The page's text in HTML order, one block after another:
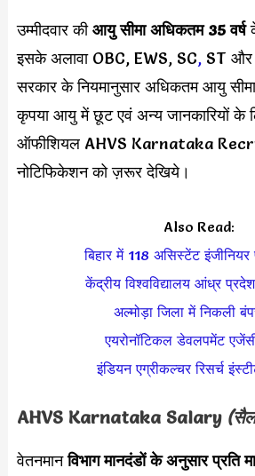
उम्मीदवार कीआयु सीमा अधिकतम 35 वर्ष
इसके अलावा OBC, EWS, SC,ST और
सरकार के नियमानुसार अधिकतम आयु
कृपया आयु में छूट एवं अन्य जानकारियों के
ऑफीशियल AHVS Karnataka
नोटिफिकेशन को ज़रूर देखिये।
Also Read:
बिहार में 118 असिस्टेंट इंजीनियर
केंद्रीय विश्वविद्यालय आंध्र
अल्मोड़ा जिला में निकली
एयरोनॉटिकल डेवलपमेंट
इंडियन एग्रीकल्चर रिसर्च
AHVS Karnataka Salary
वेतनमानविभाग मानदंडों के अनुसारप्रति